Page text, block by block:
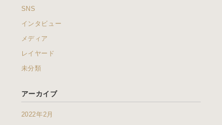
SNS
インタビュー
メディア
レイヤード
未分類
アーカイブ
2022年2月